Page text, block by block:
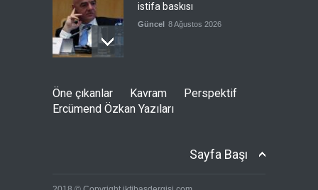
istifa baskısı
Güncel 8 Ağustos 2026
Kolombiya, solcu Petro'nun
yerine aşırı sağcı Espriella'yı
getirdi
Öne çıkanlar Kavram
Perspektif
Ercümend Özkan Yazıları
Sayfa Başı